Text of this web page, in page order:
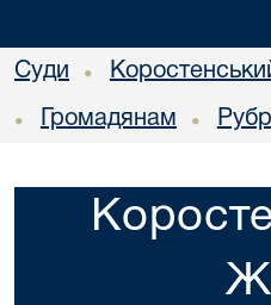
Суди •
• Громадянам •